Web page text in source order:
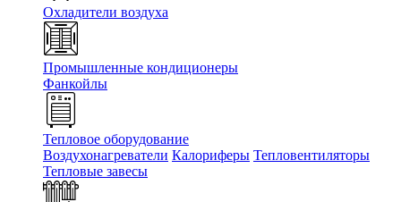
Охладители воздуха
Промышленные кондиционеры
Фанкойлы
Тепловое оборудование
Воздухонагреватели Калориферы Тепловентиляторы
Тепловые завесы